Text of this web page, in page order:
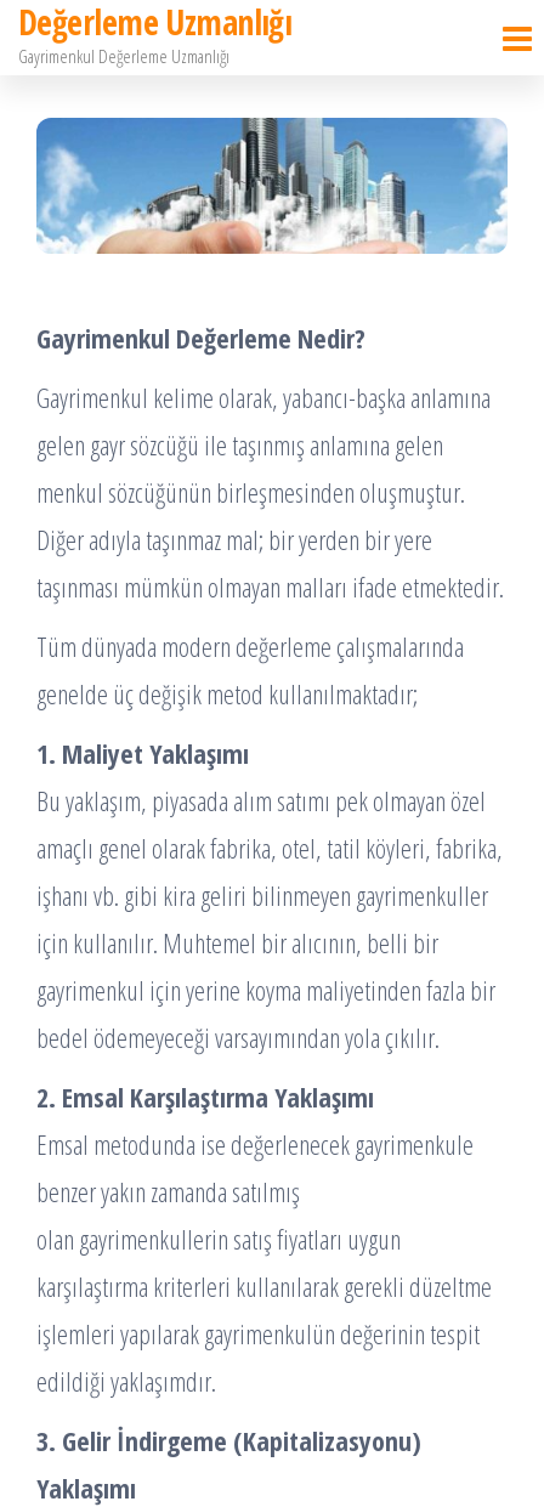
İçeriğe
atla
Değerleme Uzmanlığı
Gayrimenkul Değerleme Uzmanlığı
Gayrimenkul Değerleme Nedir?
Gayrimenkul kelime olarak, yabancı-başka anlamına
gelen gayr sözcüğü ile taşınmış anlamına gelen
menkul sözcüğünün birleşmesinden oluşmuştur.
Diğer adıyla taşınmaz mal; bir yerden bir yere
taşınması mümkün olmayan malları ifade etmektedir.
Tüm dünyada modern değerleme çalışmalarında
genelde üç değişik metod kullanılmaktadır;
1. Maliyet Yaklaşımı
Bu yaklaşım, piyasada alım satımı pek olmayan özel
amaçlı genel olarak fabrika, otel, tatil köyleri, fabrika,
işhanı vb. gibi kira geliri bilinmeyen gayrimenkuller
için kullanılır. Muhtemel bir alıcının, belli bir
gayrimenkul için yerine koyma maliyetinden fazla bir
bedel ödemeyeceği varsayımından yola çıkılır.
2. Emsal Karşılaştırma Yaklaşımı
Emsal metodunda ise değerlenecek gayrimenkule
benzer yakın zamanda satılmış
olan gayrimenkullerin satış fiyatları uygun
karşılaştırma kriterleri kullanılarak gerekli düzeltme
işlemleri yapılarak gayrimenkulün değerinin tespit
edildiği yaklaşımdır.
3. Gelir İndirgeme (Kapitalizasyonu)
Yaklaşımı